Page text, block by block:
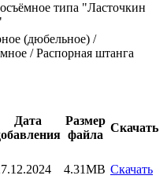
типа "Ласточкин
(дюбельное) /
/ Распорная штанга
Дата
Размер
файла
Скачать
4.31MB Скачать